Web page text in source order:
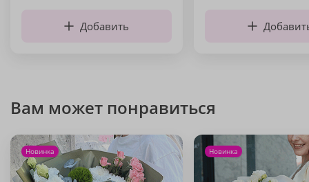
Добавить
Вам может понравиться
Новинка Новинка